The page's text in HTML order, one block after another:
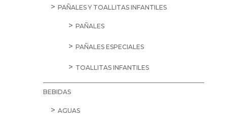
PAÑALES Y TOALLITAS INFANTILES
PAÑALES
PAÑALES ESPECIALES
TOALLITAS INFANTILES
BEBIDAS
AGUAS